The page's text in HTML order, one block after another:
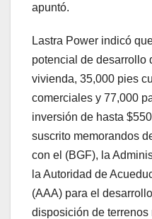
apuntó.
Lastra Power indicó
potencial de desarrollo
vivienda, 35,000 pies
comerciales y 77,000
inversión de hasta
suscrito memorandos
con el (BGF), la
la Autoridad de
(AAA) para el
disposición de